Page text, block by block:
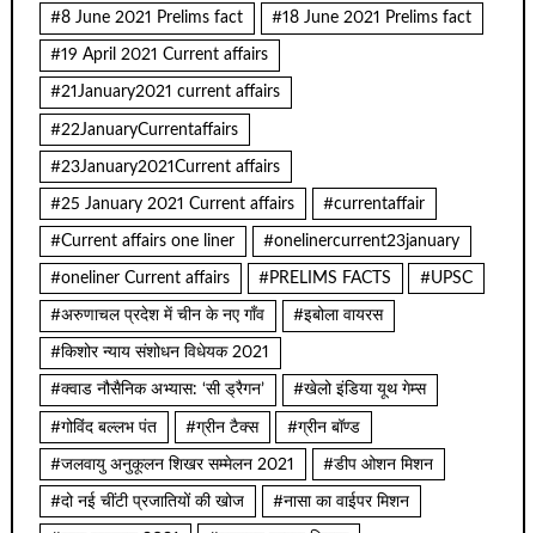
#8 June 2021 Prelims fact #18 June 2021 Prelims fact
#19 April 2021 Current affairs
#21January2021 current affairs
#22JanuaryCurrentaffairs
#23January2021Current affairs
#25 January 2021 Current affairs #currentaffair
#Current affairs one liner #onelinercurrent23january
#oneliner Current affairs #PRELIMS FACTS #UPSC
#अरुणाचल प्रदेश में चीन के नए गाँव #इबोला वायरस
#किशोर न्याय संशोधन विधेयक 2021
#क्वाड नौसैनिक अभ्यास: ‘सी ड्रैगन’ #खेलो इंडिया यूथ गेम्स
#गोविंद बल्लभ पंत #ग्रीन टैक्स #ग्रीन बॉण्ड
#जलवायु अनुकूलन शिखर सम्मेलन 2021 #डीप ओशन मिशन
#दो नई चींटी प्रजातियों की खोज #नासा का वाईपर मिशन